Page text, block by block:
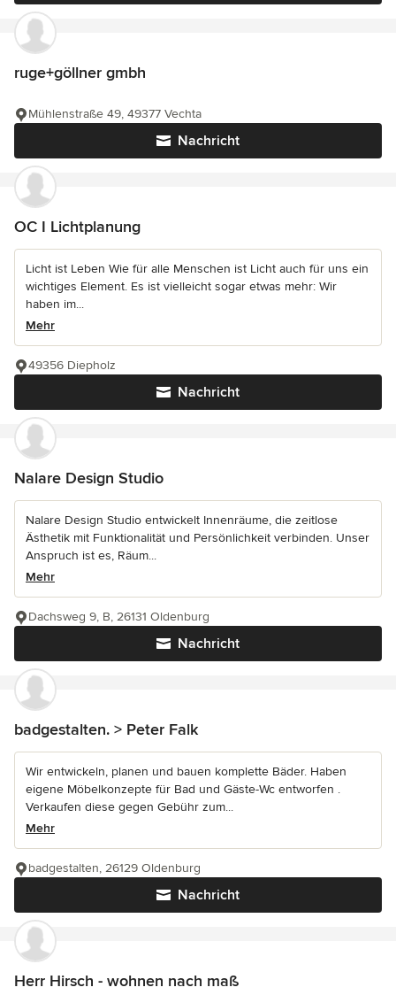
ruge+göllner gmbh
Nachricht
Mühlenstraße 49, 49377 Vechta
OC I Lichtplanung
Licht ist Leben Wie für alle Menschen ist Licht auch für uns ein
wichtiges Element. Es ist vielleicht sogar etwas mehr: Wir
haben im...
Mehr
Nachricht
49356 Diepholz
Nalare Design Studio
Nalare Design Studio entwickelt Innenräume, die zeitlose
Ästhetik mit Funktionalität und Persönlichkeit verbinden. Unser
Anspruch ist es, Räum...
Mehr
Nachricht
Dachsweg 9, B, 26131 Oldenburg
badgestalten. > Peter Falk
Wir entwickeln, planen und bauen komplette Bäder. Haben
eigene Möbelkonzepte für Bad und Gäste-Wc entworfen .
Verkaufen diese gegen Gebühr zum...
Mehr
Nachricht
badgestalten, 26129 Oldenburg
Herr Hirsch - wohnen nach maß